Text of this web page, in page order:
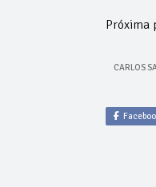
Próxima
CARLOS